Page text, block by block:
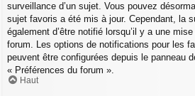
surveillance d’un sujet. Vous pouvez
sujet favoris a été mis à jour. Cependant, la
également d’être notifié lorsqu’il y a une
forum. Les options de notifications pour les
peuvent être configurées depuis le panneau
« Préférences du forum ».
Haut